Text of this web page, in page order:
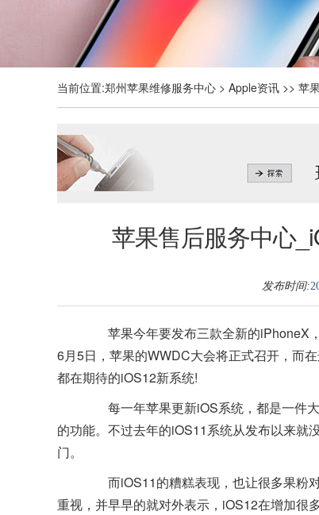
当前位置:郑州苹果维修服务中心 > Apple资讯 >> 苹
苹果售后服务中心
发布时间:
苹果今年要发布三款全新的iPhoneX，
6月5日，苹果的WWDC大会将正式召开，而
都在期待的iOS12新系统!
每一年苹果更新iOS系统，都是一件大
的功能。不过去年的iOS11系统从发布以来就
门。
而iOS11的糟糕表现，也让很多果粉对
重视，并早早的就对外表示，iOS12在增加很